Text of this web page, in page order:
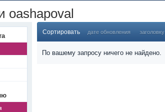
oashapoval
Сортировать дате обновления заголовку
По вашему запросу ничего не найдено.